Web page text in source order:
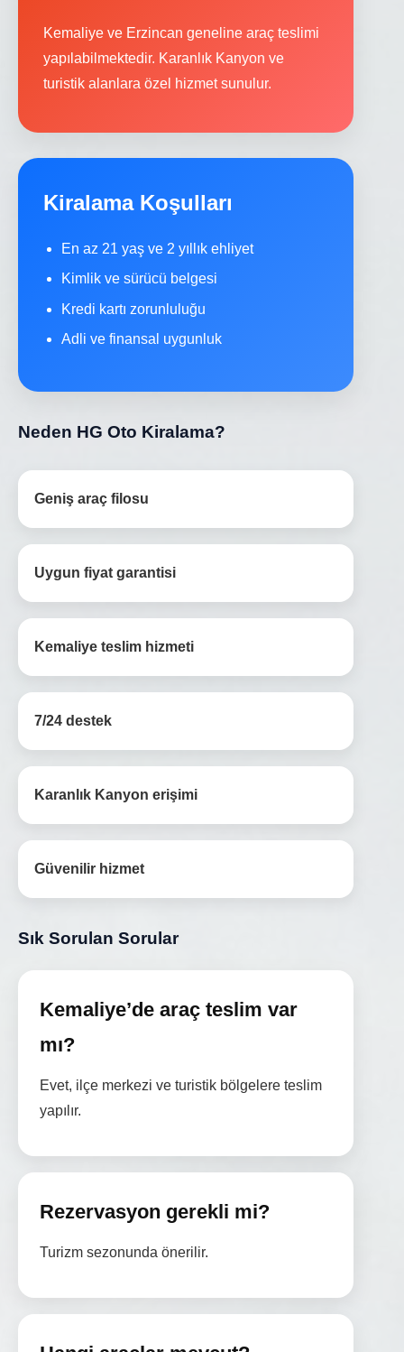
Kemaliye ve Erzincan geneline araç teslimi
yapılabilmektedir. Karanlık Kanyon ve
turistik alanlara özel hizmet sunulur.
Kiralama Koşulları
En az 21 yaş ve 2 yıllık ehliyet
Kimlik ve sürücü belgesi
Kredi kartı zorunluluğu
Adli ve finansal uygunluk
Neden HG Oto Kiralama?
Geniş araç filosu
Uygun fiyat garantisi
Kemaliye teslim hizmeti
7/24 destek
Karanlık Kanyon erişimi
Güvenilir hizmet
Sık Sorulan Sorular
Kemaliye’de araç teslim var
mı?
Evet, ilçe merkezi ve turistik bölgelere teslim
yapılır.
Rezervasyon gerekli mi?
Turizm sezonunda önerilir.